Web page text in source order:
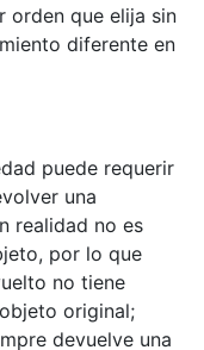
orden que elija sin
diferente en
puede requerir
una
realidad no es
por lo que
no tiene
original;
devuelve una